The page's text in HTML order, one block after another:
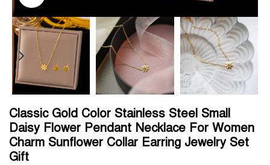
Classic Gold Color Stainless Steel Small
Daisy Flower Pendant Necklace For Women
Charm Sunflower Collar Earring Jewelry Set
Gift